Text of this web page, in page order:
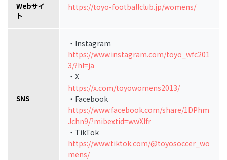
Webサイ
ト
https://toyo-footballclub.jp/womens/
SNS
・Instagram
https://www.instagram.com/toyo_wfc201
3/?hl=ja
・X
https://x.com/toyowomens2013/
・Facebook
https://www.facebook.com/share/1DPhm
Jchn9/?mibextid=wwXIfr
・TikTok
https://www.tiktok.com/@toyosoccer_wo
mens/